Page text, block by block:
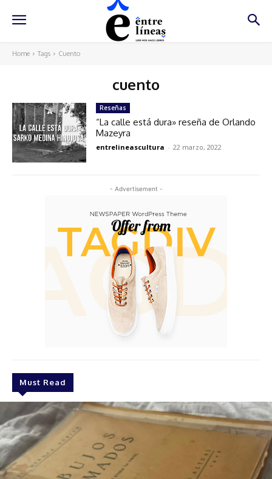
Home Tags Cuento
cuento
- Advertisement -
Must Read
Reseñas
“La calle está dura» reseña de Orlando
Mazeyra
entrelineascultura - 22 marzo, 2022